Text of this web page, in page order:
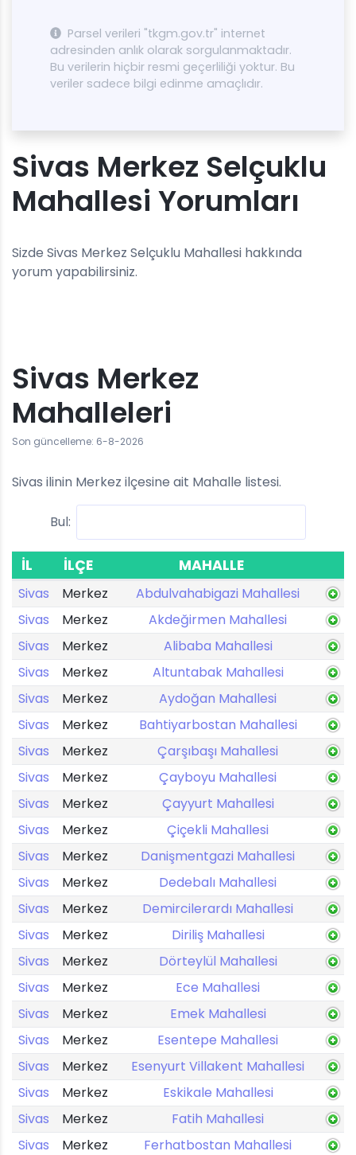
Parsel verileri "tkgm.gov.tr" internet
adresinden anlık olarak sorgulanmaktadır.
Bu verilerin hiçbir resmi geçerliliği yoktur. Bu
veriler sadece bilgi edinme amaçlıdır.
Sivas Merkez Selçuklu
Mahallesi Yorumları
Sizde Sivas Merkez Selçuklu Mahallesi hakkında
yorum yapabilirsiniz.
Sivas Merkez
Mahalleleri
Son güncelleme: 6-8-2026
Sivas ilinin Merkez ilçesine ait Mahalle listesi.
Bul:
İL İLÇE MAHALLE
Sivas Merkez
Abdulvahabigazi Mahallesi
Sivas
Merkez
Akdeğirmen Mahallesi
Sivas
Merkez
Alibaba Mahallesi
Sivas
Merkez
Altuntabak Mahallesi
Sivas
Merkez
Aydoğan Mahallesi
Sivas
Merkez
Bahtiyarbostan Mahallesi
Sivas
Merkez
Çarşıbaşı Mahallesi
Sivas
Merkez
Çayboyu Mahallesi
Sivas
Merkez
Çayyurt Mahallesi
Sivas
Merkez
Çiçekli Mahallesi
Sivas
Merkez
Danişmentgazi Mahallesi
Sivas
Merkez
Dedebalı Mahallesi
Sivas
Merkez
Demircilerardı Mahallesi
Sivas
Merkez
Diriliş Mahallesi
Sivas
Merkez
Dörteylül Mahallesi
Sivas
Merkez
Ece Mahallesi
Sivas
Merkez
Emek Mahallesi
Sivas
Merkez
Esentepe Mahallesi
Sivas
Merkez
Esenyurt Villakent Mahallesi
Sivas
Merkez
Eskikale Mahallesi
Sivas
Merkez
Fatih Mahallesi
Sivas
Merkez
Ferhatbostan Mahallesi